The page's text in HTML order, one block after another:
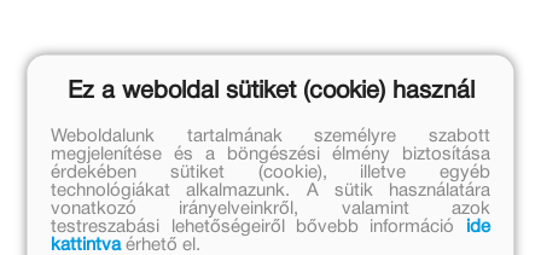
Ez a weboldal sütiket (cookie) használ
Weboldalunk tartalmának személyre szabott
megjelenítése és a böngészési élmény biztosítása
érdekében sütiket (cookie), illetve egyéb
technológiákat alkalmazunk. A sütik használatára
vonatkozó irányelveinkről, valamint azok
testreszabási lehetőségeiről bővebb információ
ide
kattintvaérhető el.